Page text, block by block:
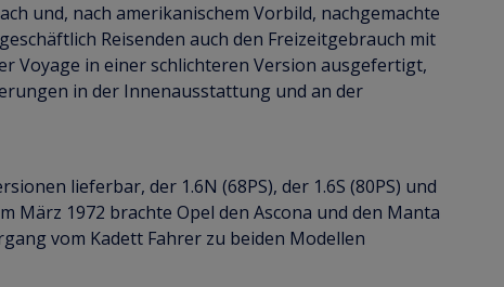
und, nach amerikanischem Vorbild, nachgemachte
Reisenden auch den Freizeitgebrauch mit
Voyage in einer schlichteren Version ausgefertigt,
in der Innenausstattung und an der
lieferbar, der 1.6N (68PS), der 1.6S (80PS) und
März 1972 brachte Opel den Ascona und den Manta
vom Kadett Fahrer zu beiden Modellen